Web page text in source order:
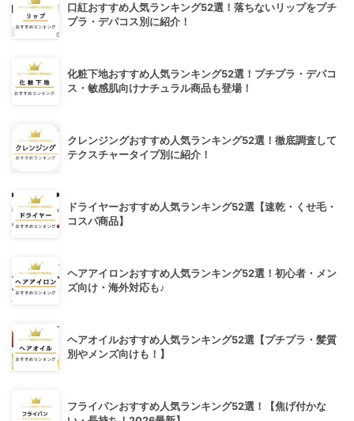
口紅おすすめ人気ランキング52選！落ちないリップをプチ
プラ・デパコス別に紹介！
化粧下地おすすめ人気ランキング52選！プチプラ・デパコ
ス・敏感肌向けナチュラル商品も登場！
クレンジングおすすめ人気ランキング52選！徹底調査して
テクスチャータイプ別に紹介！
ドライヤーおすすめ人気ランキング52選【速乾・くせ毛・
コスパ商品】
ヘアアイロンおすすめ人気ランキング52選！初心者・メン
ズ向け・海外対応も♪
ヘアオイルおすすめ人気ランキング52選【プチプラ・髪質
別やメンズ向けも！】
フライパンおすすめ人気ランキング52選！【焦げ付かな